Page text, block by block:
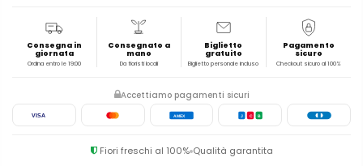
Consegna in
giornata
Ordina entro le 19:00
Consegnato a
mano
Da fioristi locali
Biglietto
gratuito
Biglietto personale incluso
Pagamento
sicuro
Checkout sicuro al 100%
Accettiamo pagamenti sicuri
VISA AMEX J C B
Fiori freschi al 100% Qualità garantita